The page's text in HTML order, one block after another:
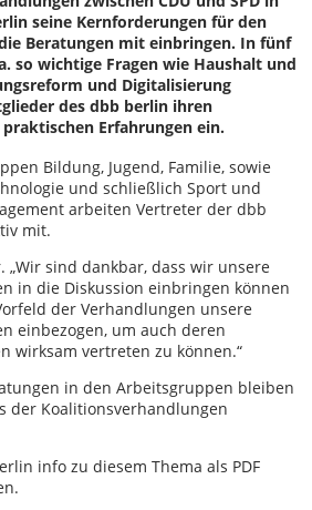
seine Kernforderungen für den
Beratungen mit einbringen. In fünf
so wichtige Fragen wie Haushalt und
und Digitalisierung
des dbb berlin ihren
Erfahrungen ein.
Bildung, Jugend, Familie, sowie
und schließlich Sport und
arbeiten Vertreter der dbb
mit.
„Wir sind dankbar, dass wir unsere
in die Diskussion einbringen können
der Verhandlungen unsere
einbezogen, um auch deren
wirksam vertreten zu können.“
in den Arbeitsgruppen bleiben
der Koalitionsverhandlungen
info zu diesem Thema als PDF